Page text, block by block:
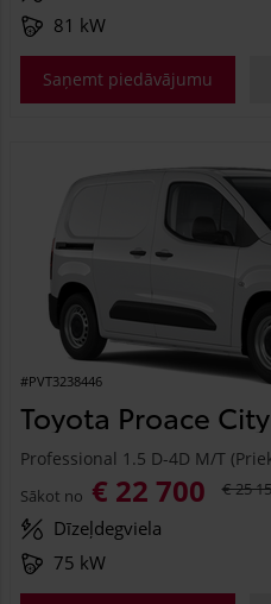
81 kW
Saņemt piedāvājumu
#PVT3238446
Toyota Proace City
Professional 1.5 D-4D M/T
Sākot no € 22 700 € 25
Dīzeļdegviela
75 kW